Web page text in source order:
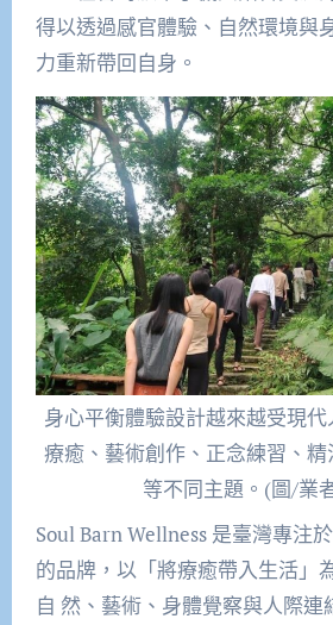
得以透過感官體驗、自然環境與
力重新帶回自身。
身心平衡體驗設計越來越受現
療癒、藝術創作、正念練習、
等不同主題。(圖/業
Soul Barn Wellness 是臺灣專注
的品牌，以「將療癒帶入生活」
自 然、藝術、身體覺察與人際連